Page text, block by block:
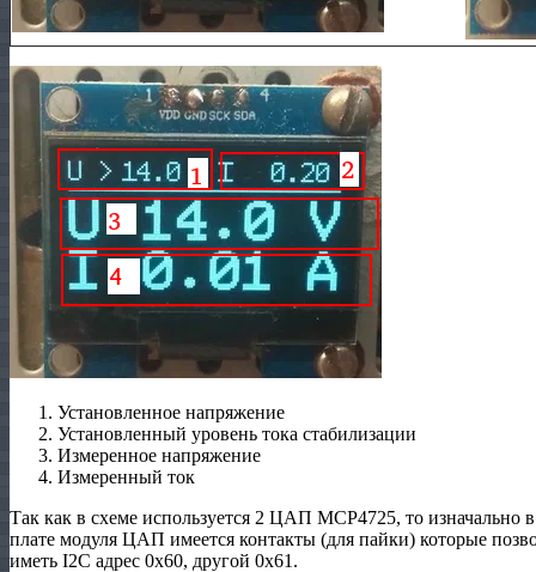
Установленное напряжение
Установленный уровень тока стабилизации
Измеренное напряжение
Измеренный ток
Так как в схеме используется 2 ЦАП MCP4725, то изначально
плате модуля ЦАП имеется контакты (для пайки) которые
иметь I2C адрес 0х60, другой 0х61.